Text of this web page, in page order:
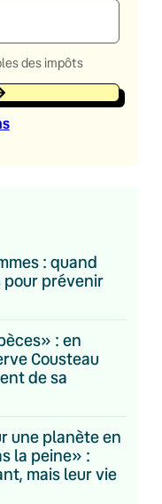
des impôts
s
: quand
pour prévenir
: en
Cousteau
de sa
une planète en
la peine» :
mais leur vie